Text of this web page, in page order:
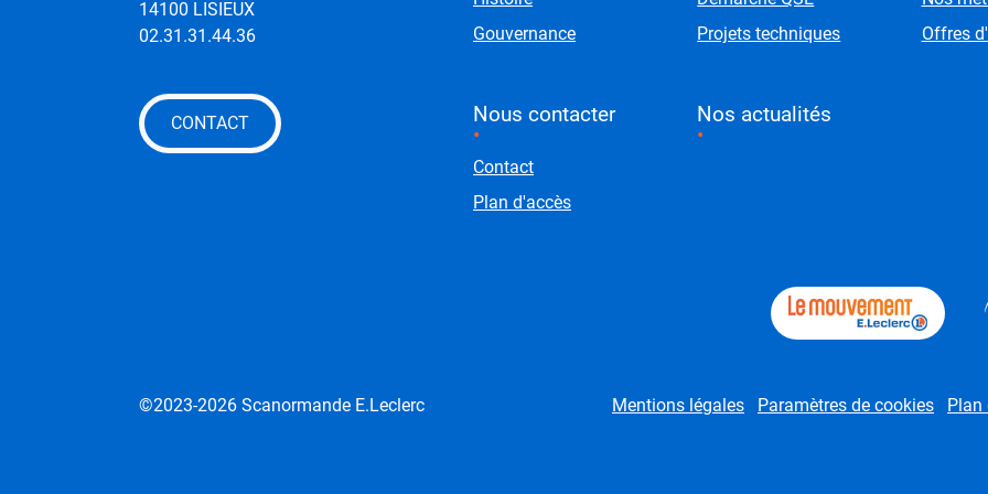
14100 LISIEUX
02.31.31.44.36
CONTACT
Gouvernance
Projets techniques
Offres
Nous contacter
Contact
Plan d'accès
Nos actualités
Liens externes
Mentions et liens obligatoires
©2023-2026 Scanormande E.Leclerc Mentions légales Paramètres de cookies Plan